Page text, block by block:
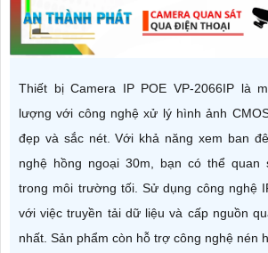
Thiết bị Camera IP POE VP-2066IP là
lượng với công nghệ xử lý hình ảnh
đẹp và sắc nét. Với khả năng xem ban
nghệ hồng ngoại 30m, bạn có thể quan
trong môi trường tối. Sử dụng công nghệ
với việc truyền tải dữ liệu và cấp nguồn
nhất. Sản phẩm còn hỗ trợ công nghệ nén